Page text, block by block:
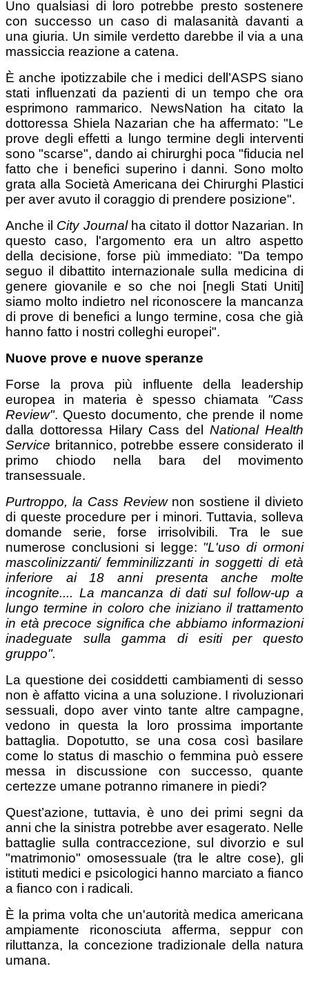
Uno qualsiasi di loro potrebbe presto sostenere
con successo un caso di malasanità davanti a
una giuria. Un simile verdetto darebbe il via a una
massiccia reazione a catena.
È anche ipotizzabile che i medici dell’ASPS siano
stati influenzati da pazienti di un tempo che ora
esprimono rammarico. NewsNation ha citato la
dottoressa Shiela Nazarian che ha affermato: "Le
prove degli effetti a lungo termine degli interventi
sono "scarse", dando ai chirurghi poca "fiducia nel
fatto che i benefici superino i danni. Sono molto
grata alla Società Americana dei Chirurghi Plastici
per aver avuto il coraggio di prendere posizione".
Anche il City Journalha citato il dottor Nazarian. In
questo caso, l'argomento era un altro aspetto
della decisione, forse più immediato: "Da tempo
seguo il dibattito internazionale sulla medicina di
genere giovanile e so che noi [negli Stati Uniti]
siamo molto indietro nel riconoscere la mancanza
di prove di benefici a lungo termine, cosa che già
hanno fatto i nostri colleghi europei".
Nuove prove e nuove speranze
Forse la prova più influente della leadership
europea in materia è spesso chiamata "Cass
Review". Questo documento, che prende il nome
dalla dottoressa Hilary Cass delNational Health
Service britannico, potrebbe essere considerato il
primo chiodo nella bara del movimento
transessuale.
Purtroppo, la Cass Review non sostiene il divieto
di queste procedure per i minori. Tuttavia, solleva
domande serie, forse irrisolvibili. Tra le sue
numerose conclusioni si legge: "L'uso di ormoni
mascolinizzanti/ femminilizzanti in soggetti di età
inferiore ai 18 anni presenta anche molte
incognite.... La mancanza di dati sul follow-up a
lungo termine in coloro che iniziano il trattamento
in età precoce significa che abbiamo informazioni
inadeguate sulla gamma di esiti per questo
gruppo".
La questione dei cosiddetti cambiamenti di sesso
non è affatto vicina a una soluzione. I rivoluzionari
sessuali, dopo aver vinto tante altre campagne,
vedono in questa la loro prossima importante
battaglia. Dopotutto, se una cosa così basilare
come lo status di maschio o femmina può essere
messa in discussione con successo, quante
certezze umane potranno rimanere in piedi?
Quest’azione, tuttavia, è uno dei primi segni da
anni che la sinistra potrebbe aver esagerato. Nelle
battaglie sulla contraccezione, sul divorzio e sul
"matrimonio" omosessuale (tra le altre cose), gli
istituti medici e psicologici hanno marciato a fianco
a fianco con i radicali.
È la prima volta che un'autorità medica americana
ampiamente riconosciuta afferma, seppur con
riluttanza, la concezione tradizionale della natura
umana.